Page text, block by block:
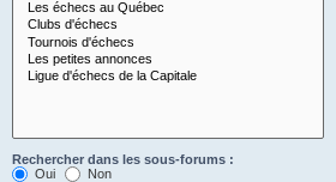
Rechercher dans les sous-forums :
Oui
Non